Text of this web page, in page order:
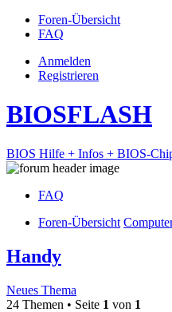
Foren-Übersicht
FAQ
Anmelden
Registrieren
BIOSFLASH
BIOS Hilfe + Infos + BIOS-
FAQ
Foren-Übersicht
Handy
Neues Thema
24 Themen • Seite 1 von 1